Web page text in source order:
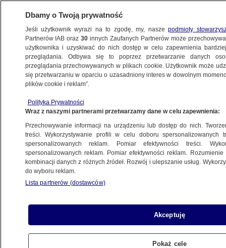
SZCZECIN
Zderzenie autobusu PKS z młodzieżą
i ciężarówki. Zatrzymany kierowca,
jest śledztwo prokuratury
NIK: 7 miliardów zł wydano na puste
łóżka, Polska nie była przygotowana
do walki z COVID
POLSKA
Wybuch w mieszkaniu, trzy osoby
poszkodowane
Dbamy o Twoją prywatność
Jeśli użytkownik wyrazi na to zgodę, my, naszepodmioty
Partnerów IAB oraz30 innych Zaufanych Partnerów może
użytkownika i uzyskiwać do nich dostęp w celu zapewnienia
przeglądania. Odbywa się to poprzez przetwarzanie danych
przeglądania przechowywanych w plikach cookie. Użytkownik może
się przetwarzaniu w oparciu o uzasadniony interes w dowolnym
plików cookie i reklam”.
Polityka Prywatności
Wraz z naszymi partnerami przetwarzamy dane w celu zapewnienia:
Przechowywanie informacji na urządzeniu lub dostęp do nich.
treści. Wykorzystywanie profili w celu doboru spersonalizowanych
spersonalizowanych reklam. Pomiar efektywności treści.
spersonalizowanych reklam. Pomiar efektywności reklam.
kombinacji danych z różnych źródeł. Rozwój i ulepszanie usług.
do wyboru reklam.
Lista partnerów (dostawców)
Akceptuję
Pokaż cele